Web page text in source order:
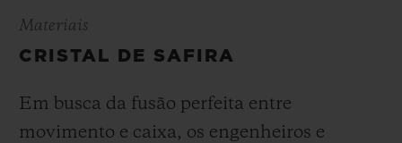
Materiais
CRISTAL DE SAFIRA
Em busca da fusão perfeita entre
movimento e caixa, os engenheiros e